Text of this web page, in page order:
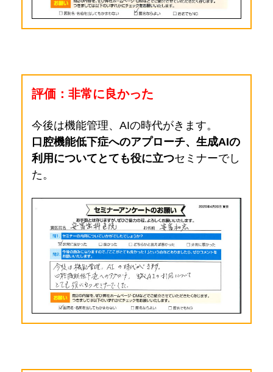
評価：非常に良かった
今後は機能管理、AIの時代がきます。
口腔機能低下症へのアプローチ、生成AIの
利用についてとても役に立つセミナーでし
た。